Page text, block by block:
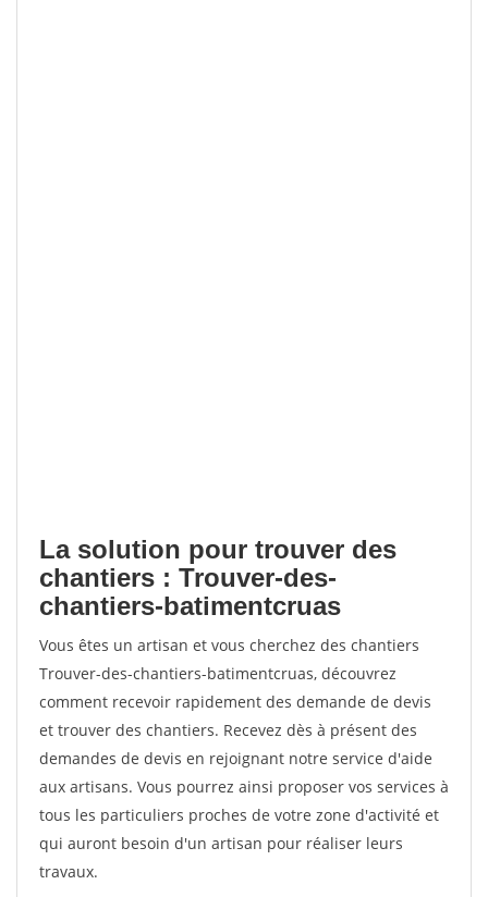
La solution pour trouver des
chantiers : Trouver-des-
chantiers-batimentcruas
Vous êtes un artisan et vous cherchez des chantiers
Trouver-des-chantiers-batimentcruas, découvrez
comment recevoir rapidement des demande de devis
et trouver des chantiers. Recevez dès à présent des
demandes de devis en rejoignant notre service d'aide
aux artisans. Vous pourrez ainsi proposer vos services à
tous les particuliers proches de votre zone d'activité et
qui auront besoin d'un artisan pour réaliser leurs
travaux.